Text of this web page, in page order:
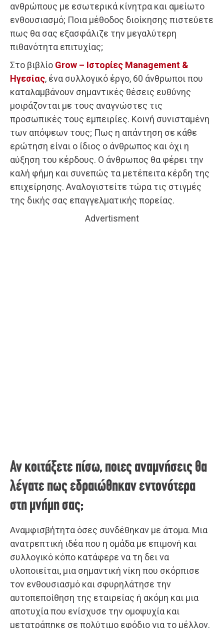
ανθρώπους με εσωτερικά κίνητρα και αμείωτο
ενθουσιασμό; Ποια μέθοδος διοίκησης πιστεύετε
πως θα σας εξασφάλιζε την μεγαλύτερη
πιθανότητα επιτυχίας;
Στο βιβλίο Grow – Ιστορίες Management &
Ηγεσίας, ένα συλλογικό έργο, 60 άνθρωποι που
καταλαμβάνουν σημαντικές θέσεις ευθύνης
μοιράζονται με τους αναγνώστες τις
προσωπικές τους εμπειρίες. Κοινή συνισταμένη
των απόψεων τους; Πως η απάντηση σε κάθε
ερώτηση είναι ο ίδιος ο άνθρωπος και όχι η
αύξηση του κέρδους. Ο άνθρωπος θα φέρει την
καλή φήμη και συνεπώς τα μετέπειτα κέρδη της
επιχείρησης. Αναλογιστείτε τώρα τις στιγμές
της δικής σας επαγγελματικής πορείας.
Advertisment
Αν κοιτάξετε πίσω, ποιες αναμνήσεις θα
λέγατε πως εδραιώθηκαν εντονότερα
στη μνήμη σας;
Αναμφισβήτητα όσες συνδέθηκαν με άτομα. Μια
ανατρεπτική ιδέα που η ομάδα με επιμονή και
συλλογικό κόπο κατάφερε να τη δει να
υλοποιείται, μια σημαντική νίκη που σκόρπισε
τον ενθουσιασμό και σφυρηλάτησε την
αυτοπεποίθηση της εταιρείας ή ακόμη και μια
αποτυχία που ενίσχυσε την ομοψυχία και
μετατράπηκε σε πολύτιμο εφόδιο για το μέλλον.